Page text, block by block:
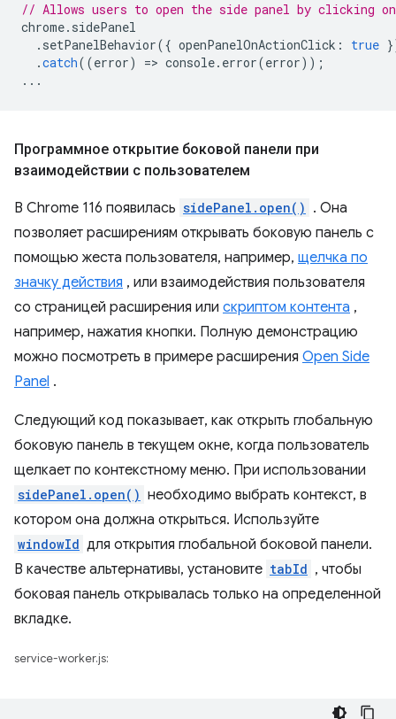
// Allows users to open the side panel by clicking
chrome. sidePanel
. setPanelBehavior({ openPanelOnActionClick : true
.catch((error) => console. error(error));
...
Программное открытие боковой панели при
взаимодействии с пользователем
В Chrome 116 появилась sidePanel.open() . Она
позволяет расширениям открывать боковую панель с
помощью жеста пользователя, например, щелчка по
значку действия , или взаимодействия пользователя
со страницей расширения или скриптом контента ,
например, нажатия кнопки. Полную демонстрацию
можно посмотреть в примере расширения Open Side
Panel .
Следующий код показывает, как открыть глобальную
боковую панель в текущем окне, когда пользователь
щелкает по контекстному меню. При использовании
sidePanel.open() необходимо выбрать контекст, в
котором она должна открыться. Используйте
windowId для открытия глобальной боковой панели.
В качестве альтернативы, установите tabId , чтобы
боковая панель открывалась только на определенной
вкладке.
service-worker.js: